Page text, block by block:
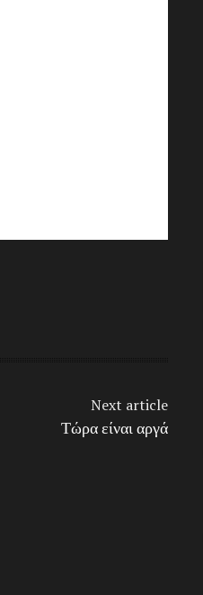
Next article
Τώρα είναι αργά